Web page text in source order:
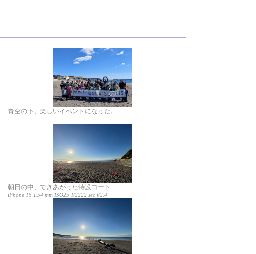
青空の下、楽しいイベントになった。
朝日の中、できあがった特設コート
iPhone 15 1.54 mm ISO25 1/2222 sec f/2.4